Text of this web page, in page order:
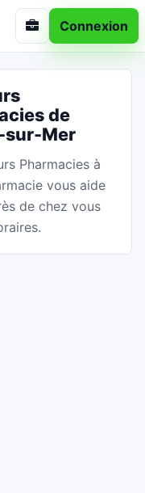
Connexion
de
sur-Mer
Pharmacies à
vous aide
de chez vous